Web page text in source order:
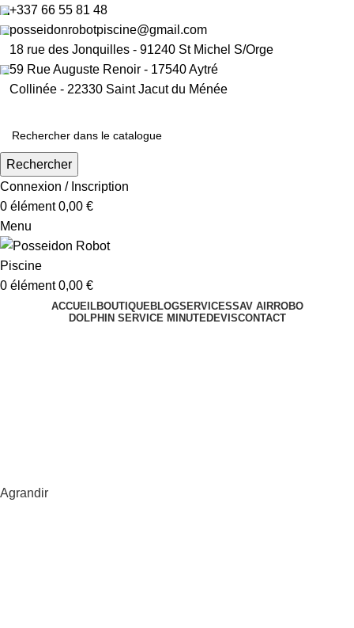
+337 66 55 81 48​
posseidonrobotpiscine@gmail.com​
18 rue des Jonquilles - 91240 St Michel S/Orge
59 Rue Auguste Renoir - 17540 Aytré
Collinée - 22330 Saint Jacut du Ménée
Rechercher
Connexion / Inscription
0 élément 0,00 €
Menu
0 élément 0,00 €
ACCUEILBOUTIQUEBLOGSERVICESSAV AIRROBO
DOLPHIN SERVICE MINUTEDEVISCONTACT
Agrandir